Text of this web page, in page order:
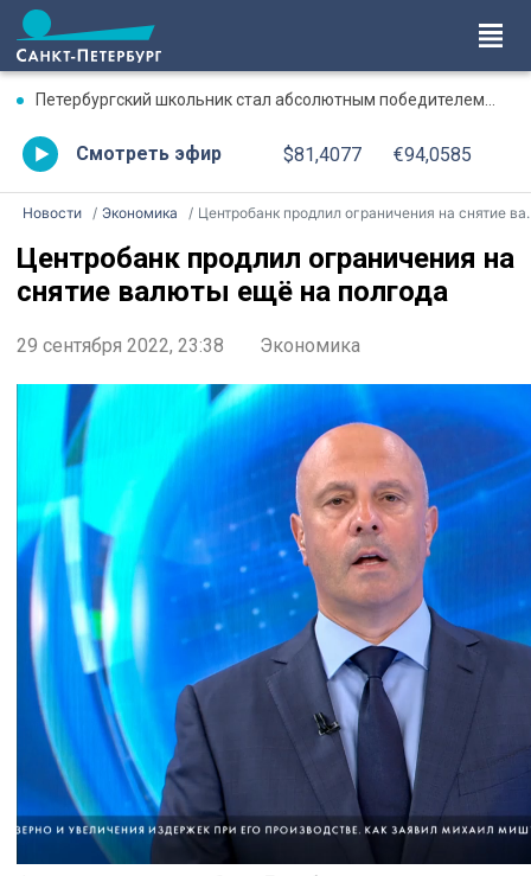
Петербургский школьник стал абсолютным победителем Международной олимпиады по ИИ
Смотреть эфир $81,4077 €94,0585
Новости Экономика Центробанк продлил ограничения на снятие валюты ещё на полгода
Центробанк продлил ограничения на
снятие валюты ещё на полгода
29 сентября 2022, 23:38 Экономика